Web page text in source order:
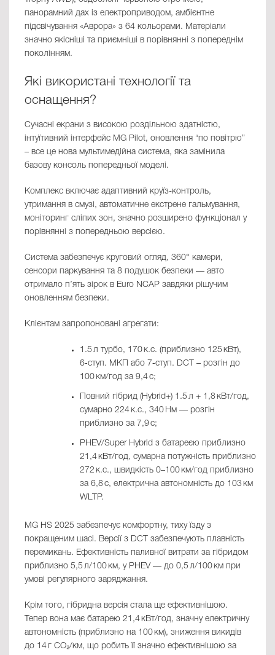
панорамний дах із електроприводом, амбієнтне
підсвічування «Аврора» з 64 кольорами. Матеріали
значно якісніші та приємніші в порівнянні з попереднім
поколінням.
Які використані технології та
оснащення?
Сучасні екрани з високою роздільною здатністю,
інтуїтивний інтерфейс MG Pilot, оновлення “по повітрю”
– все це нова мультимедійна система, яка замінила
базову консоль попередньої моделі.
Комплекс включає адаптивний круїз-контроль,
утримання в смузі, автоматичне екстрене гальмування,
моніторинг сліпих зон, значно розширено функціонал у
порівнянні з попередньою версією.
Система забезпечує круговий огляд, 360° камери,
сенсори паркування та 8 подушок безпеки — авто
отримало п’ять зірок в Euro NCAP завдяки рішучим
оновленням безпеки.
Клієнтам запропоновані агрегати:
1.5 л турбо, 170 к.с. (приблизно 125 кВт),
6‑ступ. МКП або 7‑ступ. DCT – розгін до
100 км/год за 9,4 с;
Повний ­гібрид (Hybrid+) 1.5 л + 1,8 кВт/год,
сумарно 224 к.с., 340 Нм — розгін
приблизно за 7,9 с;
PHEV/Super Hybrid з батареєю приблизно
21,4 кВт/год, сумарна потужність приблизно
272 к.с., швидкість 0–100 км/год приблизно
за 6,8 с, електрична автономність до 103 км
WLTP.
MG HS 2025 забезпечує комфортну, тиху їзду з
покращеним шасі. Версії з DCT забезпечують плавність
перемикань. Ефективність паливної витрати за гібридом
приблизно 5,5 л/100 км, у PHEV — до 0,5 л/100 км при
умові регулярного заряджання.
Крім того, гібридна версія стала ще ефективнішою.
Тепер вона має батарею 21,4 кВт/год, значну електричну
автономність (приблизно на 100 км), зниження викидів
до 14 г CO₂/км, що робить її значно ефективнішою за